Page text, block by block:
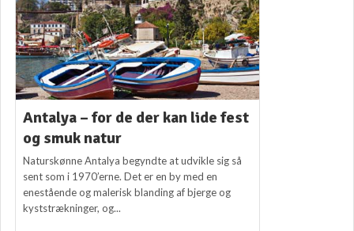
Antalya – for de der kan lide fest
og smuk natur
Naturskønne Antalya begyndte at udvikle sig så
sent som i 1970’erne. Det er en by med en
enestående og malerisk blanding af bjerge og
kyststrækninger, og...